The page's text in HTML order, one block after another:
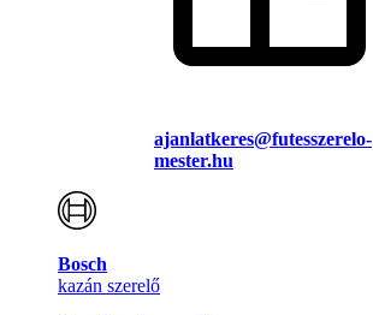
ajanlatkeres@futesszerelo-
mester.hu
Bosch
kazán szerelő